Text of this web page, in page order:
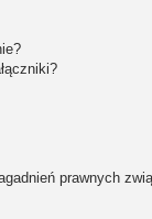
prawnych